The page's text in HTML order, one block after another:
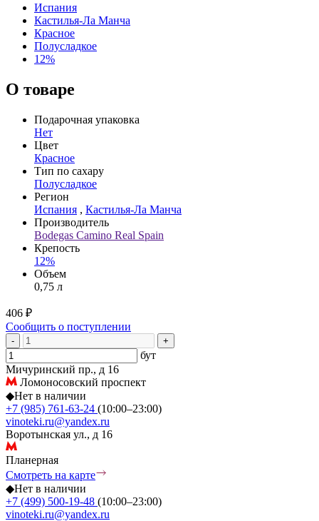
Испания
Кастилья-Ла Манча
Красное
Полусладкое
12%
О товаре
Подарочная упаковка
Нет
Цвет
Красное
Тип по сахару
Полусладкое
Регион
Испания , Кастилья-Ла Манча
Производитель
Bodegas Camino Real Spain
Крепость
12%
Объем
0,75 л
406 ₽
Сообщить о поступлении
- +
бут
Мичуринский пр., д 16
Ломоносовский проспект
◆Нет в наличии
+7 (985) 761-63-24 (10:00–23:00)
vinoteki.ru@yandex.ru
Воротынская ул., д 16
Планерная
Смотреть на карте
◆Нет в наличии
+7 (499) 500-19-48 (10:00–23:00)
vinoteki.ru@yandex.ru